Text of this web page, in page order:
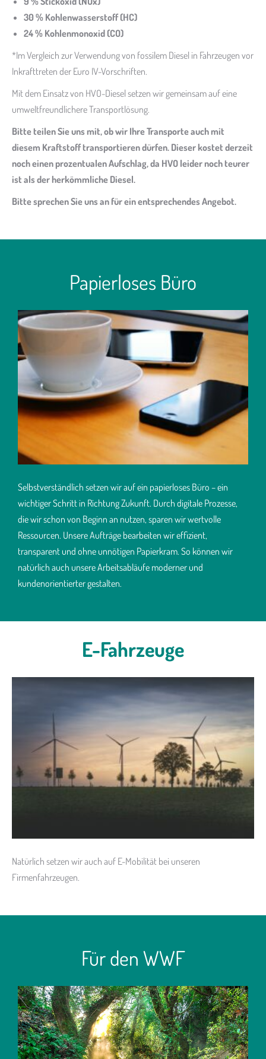
30 % Kohlenwasserstoff (HC)
24 % Kohlenmonoxid (CO)
*Im Vergleich zur Verwendung von fossilem Diesel in Fahrzeugen vor
Inkrafttreten der Euro IV-Vorschriften.
Mit dem Einsatz von HVO-Diesel setzen wir gemeinsam auf eine
umweltfreundlichere Transportlösung.
Bitte teilen Sie uns mit, ob wir Ihre Transporte auch mit
diesem Kraftstoff transportieren dürfen. Dieser kostet derzeit
noch einen prozentualen Aufschlag, da HVO leider noch teurer
ist als der herkömmliche Diesel.
Bitte sprechen Sie uns an für ein entsprechendes Angebot.
Papierloses Büro
Selbstverständlich setzen wir auf ein papierloses Büro – ein
wichtiger Schritt in Richtung Zukunft. Durch digitale Prozesse,
die wir schon von Beginn an nutzen, sparen wir wertvolle
Ressourcen. Unsere Aufträge bearbeiten wir effizient,
transparent und ohne unnötigen Papierkram. So können wir
natürlich auch unsere Arbeitsabläufe moderner und
kundenorientierter gestalten.
E-Fahrzeuge
Natürlich setzen wir auch auf E-Mobilität bei unseren
Firmenfahrzeugen.
Für den WWF